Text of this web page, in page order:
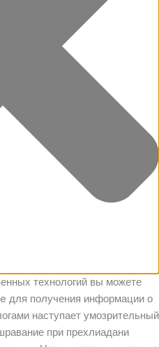
технологий вы можете
для получения информации о
наступает умозрительный
при прехлиадани